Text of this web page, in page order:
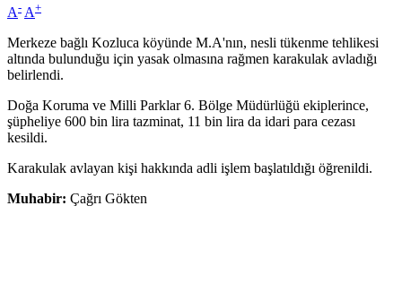
A- A+
Merkeze bağlı Kozluca köyünde M.A'nın, nesli tükenme tehlikesi
altında bulunduğu için yasak olmasına rağmen karakulak avladığı
belirlendi.
Doğa Koruma ve Milli Parklar 6. Bölge Müdürlüğü ekiplerince,
şüpheliye 600 bin lira tazminat, 11 bin lira da idari para cezası
kesildi.
Karakulak avlayan kişi hakkında adli işlem başlatıldığı öğrenildi.
Muhabir: Çağrı Gökten